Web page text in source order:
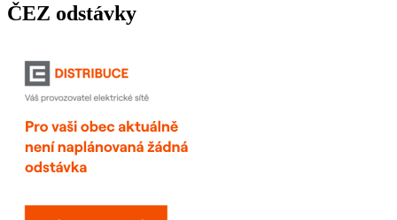
ČEZ odstávky